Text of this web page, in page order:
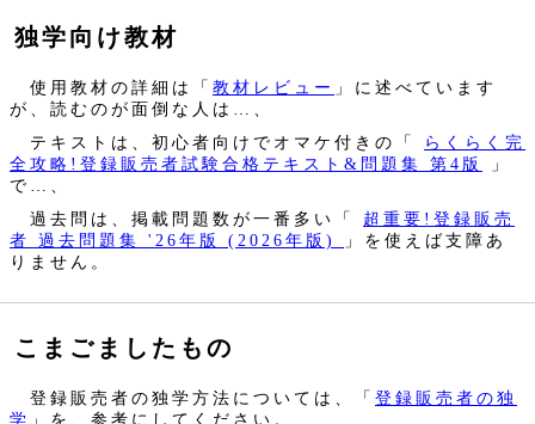
独学向け教材
使用教材の詳細は「 教材レビュー 」に述べています
が、読むのが面倒な人は…、
テキストは、初心者向けでオマケ付きの「
らくらく完
全攻略!登録販売者試験合格テキスト&問題集 第4版
」
で…、
過去問は、掲載問題数が一番多い「
超重要!登録販売
者 過去問題集 '26年版 (2026年版)
」を使えば支障あ
りません。
こまごましたもの
登録販売者の独学方法については、「 登録販売者の独
学 」を、参考にしてください。